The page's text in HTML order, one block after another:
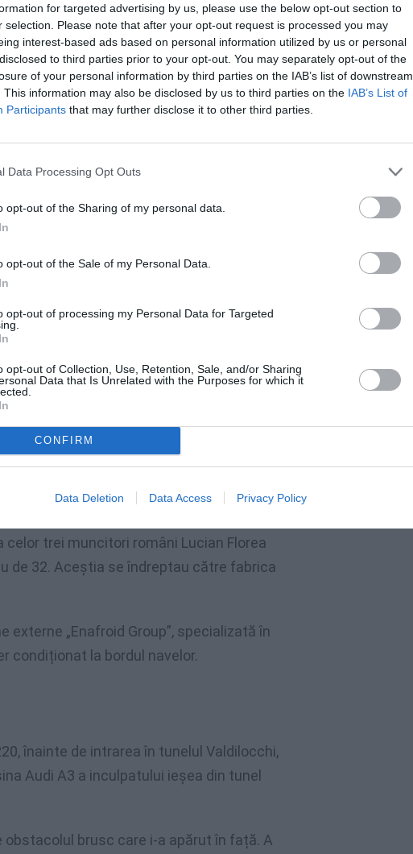
for targeted advertising by us, please use the below opt-out section to
selection. Please note that after your opt-out request is processed you may
interest-based ads based on personal information utilized by us or personal
to third parties prior to your opt-out. You may separately opt-out of the
of your personal information by third parties on the IAB’s list of downstream
This information may also be disclosed by us to third parties on the IAB’s List of
Participants that may further disclose it to other third parties.
Data Processing Opt Outs
opt-out of the Sharing of my personal data.
opt-out of the Sale of my Personal Data.
opt-out of processing my Personal Data for Targeted
opt-out of Collection, Use, Retention, Sale, and/or Sharing
Data that Is Unrelated with the Purposes for which it
CONFIRM
Data Deletion Data Access Privacy Policy
kilometri pe oră, unde limita este de 70.
ieri 28 septembrie i-a adus pedeapsa de 4
A15 înainte de intrarea în tunelul
2012.
Spezia, fusese achitat.
au stabilit că este vinobvat de
constând în conducerea cu viteză
de 70 de kilometri pe oră”.
Spezia muncea la negru, patronul
trei muncitori români Lucian Florea
de 32. Aceștia se îndreptau către fabrica
„Enafroid Group”, specializată în
condiționat la bordul navelor.
înainte de intrarea în tunelul Valdilocchi,
Audi A3 a inculpatului ieșea din tunel
brusc care i-a apărut în față. A